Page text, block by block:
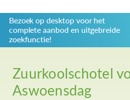
Over ons
Privacybeleid
Redactiestatuut
log in
Bezoek op desktop voor het
complete aanbod en uitgebreide
zoekfunctie!
Zuurkoolschotel
Aswoensdag